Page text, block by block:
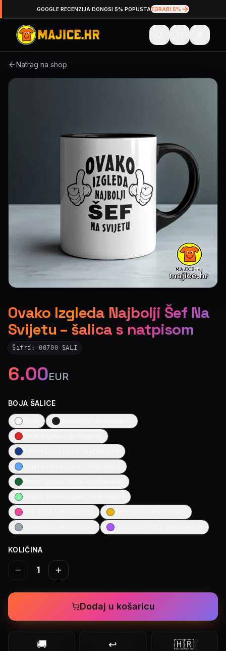
GOOGLE RECENZIJA DONOSI 5% POPUSTAZGRABI 5%
Natrag na shop
Ovako Izgleda Najbolji Šef Na
Svijetu – šalica s natpisom
Šifra:00700-SALI
6.00EUR
BOJA ŠALICE
KOLIČINA
1
Dodaj u košaricu
🚚 ↩️ 🇭🇷